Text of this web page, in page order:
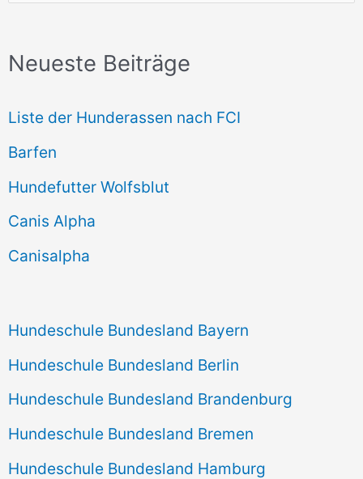
h
n
n
a
c
h
Neueste Beiträge
Liste der Hunderassen nach FCI
Barfen
Hundefutter Wolfsblut
Canis Alpha
Canisalpha
Hundeschule Bundesland Bayern
Hundeschule Bundesland Berlin
Hundeschule Bundesland Brandenburg
Hundeschule Bundesland Bremen
Hundeschule Bundesland Hamburg